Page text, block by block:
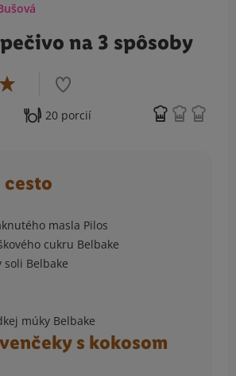
na 3 spôsoby
20 porcií
cesto
masla Pilos
cukru Belbake
soli Belbake
múky Belbake
s kokosom